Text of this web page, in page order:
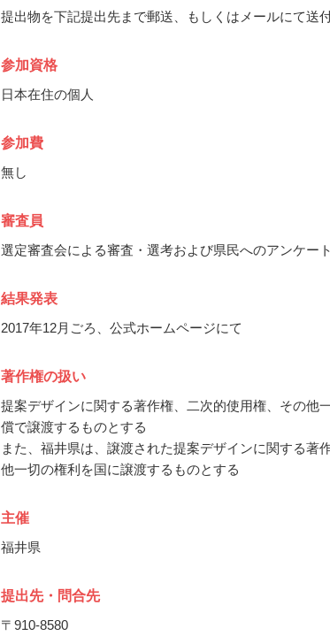
提出物を下記提出先まで郵送、もしくはメールにて送
参加資格
日本在住の個人
参加費
無し
審査員
選定審査会による審査・選考および県民へのアンケー
結果発表
2017年12月ごろ、公式ホームページにて
著作権の扱い
提案デザインに関する著作権、二次的使用権、その他
償で譲渡するものとする
また、福井県は、譲渡された提案デザインに関する著
他一切の権利を国に譲渡するものとする
主催
福井県
提出先・問合先
〒910-8580